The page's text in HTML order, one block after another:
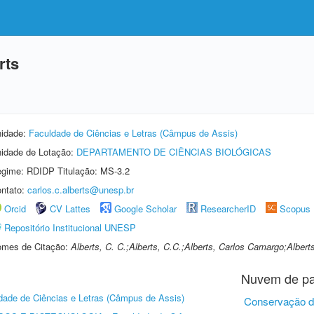
Faculdade de Ciências e Letras (Câmpus de Assis)
de Lotação: DEPARTAMENTO DE CIÊNCIAS BIOLÓGICAS
RDIDP Titulação: MS-3.2
carlos.c.alberts@unesp.br
Orcid
CV Lattes Google Scholar ResearcherID
Scopus
Repositório Institucional UNESP
de Citação:Alberts, C. C.;Alberts, C.C.;Alberts, Carlos
de Ciências e Letras (Câmpus de Assis)
Nuvem de
Conservação